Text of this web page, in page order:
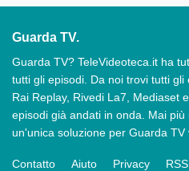
Guarda TV.
Guarda TV? TeleVideoteca.it ha
tutti gli episodi. Da noi trovi tutti
Rai Replay, Rivedi La7, Mediaset
episodi già andati in onda. Mai
un'unica soluzione per Guarda TV
Contatto Aiuto Privacy RSS